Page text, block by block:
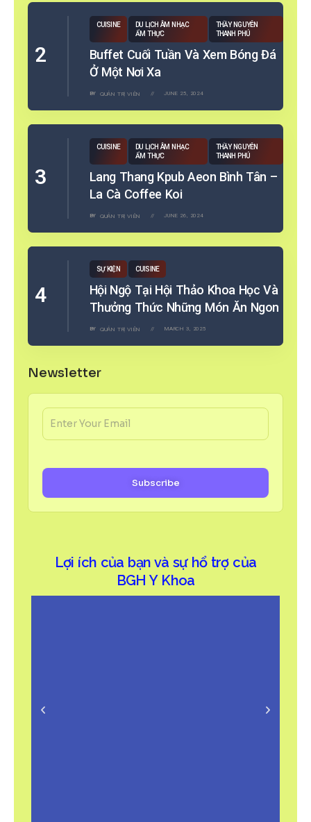
CUISINE
DU LỊCH ÂM NHẠC
ẨM THỰC
THẦY NGUYỄN
THANH PHÚ
Buffet Cuối Tuần Và Xem Bóng Đá
Ở Một Nơi Xa
BY QUẢN TRỊ VIÊN JUNE 25, 2024
CUISINE
DU LỊCH ÂM NHẠC
ẨM THỰC
THẦY NGUYỄN
THANH PHÚ
Lang Thang Kpub Aeon Bình Tân –
La Cà Coffee Koi
BY QUẢN TRỊ VIÊN JUNE 26, 2024
SỰ KIỆN CUISINE
Hội Ngộ Tại Hội Thảo Khoa Học Và
Thưởng Thức Những Món Ăn Ngon
BY QUẢN TRỊ VIÊN MARCH 3, 2025
Newsletter
Subscribe
Lợi ích của bạn và sự hổ trợ của
BGH Y Khoa